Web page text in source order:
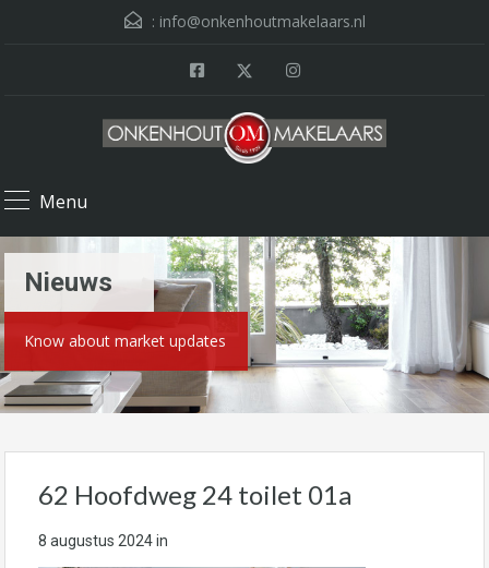
: info@onkenhoutmakelaars.nl
Menu
Nieuws
Know about market updates
62 Hoofdweg 24 toilet 01a
8 augustus 2024in